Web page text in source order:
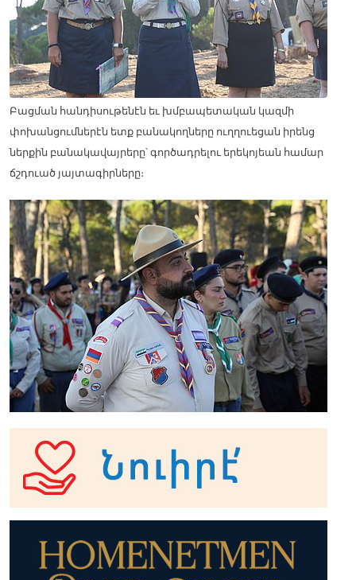
Բացման հանդիսութենէն եւ խմբապետական կազմի
փոխանցումներէն ետք բանակողները ուղղուեցան իրենց
ներքին բանակավայրերը՝ գործադրելու երեկոյեան համար
ճշդուած յայտագիրները։